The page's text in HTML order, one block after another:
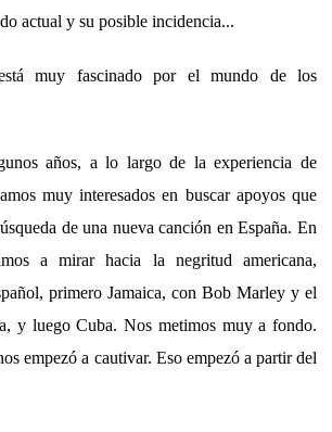
actual y su posible incidencia...
muy fascinado por el mundo de los
años, a lo largo de la experiencia de
muy interesados en buscar apoyos que
de una nueva canción en España. En
a mirar hacia la negritud americana,
primero Jamaica, con Bob Marley y el
y luego Cuba. Nos metimos muy a fondo.
empezó a cautivar. Eso empezó a partir del